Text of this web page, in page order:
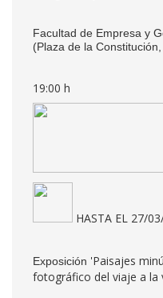
Facultad de Empresa y
(Plaza de la
19:00 h
HASTA EL 27/
Exposición 'Paisajes
fotográfico del viaje a la